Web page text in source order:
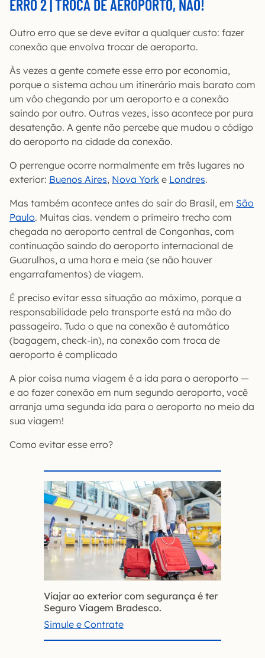
ERRO 2 | TROCA DE AEROPORTO, NÃO!
Outro erro que se deve evitar a qualquer custo: fazer
conexão que envolva trocar de aeroporto.
Às vezes a gente comete esse erro por economia,
porque o sistema achou um itinerário mais barato com
um vôo chegando por um aeroporto e a conexão
saindo por outro. Outras vezes, isso acontece por pura
desatenção. A gente não percebe que mudou o código
do aeroporto na cidade da conexão.
O perrengue ocorre normalmente em três lugares no
exterior: Buenos Aires, Nova York e Londres.
Mas também acontece antes do sair do Brasil, em São
Paulo. Muitas cias. vendem o primeiro trecho com
chegada no aeroporto central de Congonhas, com
continuação saindo do aeroporto internacional de
Guarulhos, a uma hora e meia (se não houver
engarrafamentos) de viagem.
É preciso evitar essa situação ao máximo, porque a
responsabilidade pelo transporte está na mão do
passageiro. Tudo o que na conexão é automático
(bagagem, check-in), na conexão com troca de
aeroporto é complicado
A pior coisa numa viagem é a ida para o aeroporto —
e ao fazer conexão em num segundo aeroporto, você
arranja uma segunda ida para o aeroporto no meio da
sua viagem!
Como evitar esse erro?
Viajar ao exterior com segurança é ter
Seguro Viagem Bradesco.
Simule e Contrate